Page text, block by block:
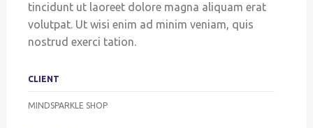
tincidunt ut laoreet dolore magna aliquam erat
volutpat. Ut wisi enim ad minim veniam, quis
nostrud exerci tation.
CLIENT
MINDSPARKLE SHOP